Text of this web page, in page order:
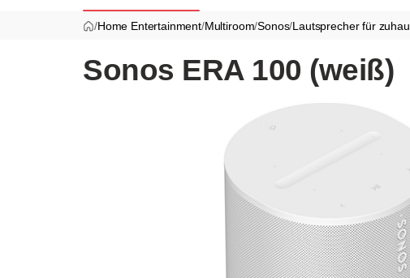
/Home Entertainment/Multiroom/Sonos/Lautsprecher für
Sonos ERA 100 (weiß)